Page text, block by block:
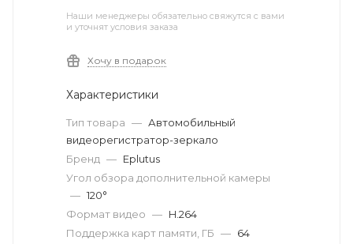
Наши менеджеры обязательно свяжутся с вами
и уточнят условия заказа
Хочу в подарок
Характеристики
Тип товара — Автомобильный
видеорегистратор-зеркало
Бренд — Eplutus
Угол обзора дополнительной камеры
— 120°
Формат видео — H.264
Поддержка карт памяти, ГБ — 64